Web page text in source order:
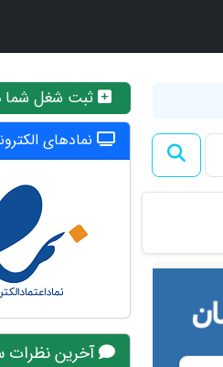
ثبت شغل شما
نمادهای
آخرین نظرات